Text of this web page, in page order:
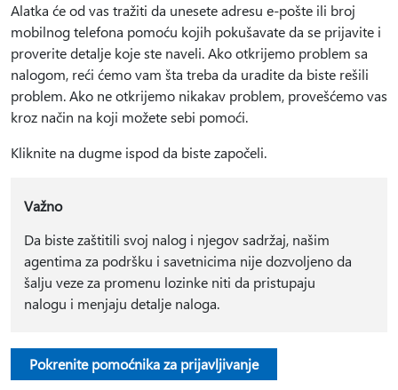
Alatka će od vas tražiti da unesete adresu e-pošte ili broj
mobilnog telefona pomoću kojih pokušavate da se prijavite i
proverite detalje koje ste naveli. Ako otkrijemo problem sa
nalogom, reći ćemo vam šta treba da uradite da biste rešili
problem. Ako ne otkrijemo nikakav problem, provešćemo vas
kroz način na koji možete sebi pomoći.
Kliknite na dugme ispod da biste započeli.
Važno
Da biste zaštitili svoj nalog i njegov sadržaj, našim
agentima za podršku i savetnicima nije dozvoljeno da
šalju veze za promenu lozinke niti da pristupaju
nalogu i menjaju detalje naloga.
Pokrenite pomoćnika za prijavljivanje